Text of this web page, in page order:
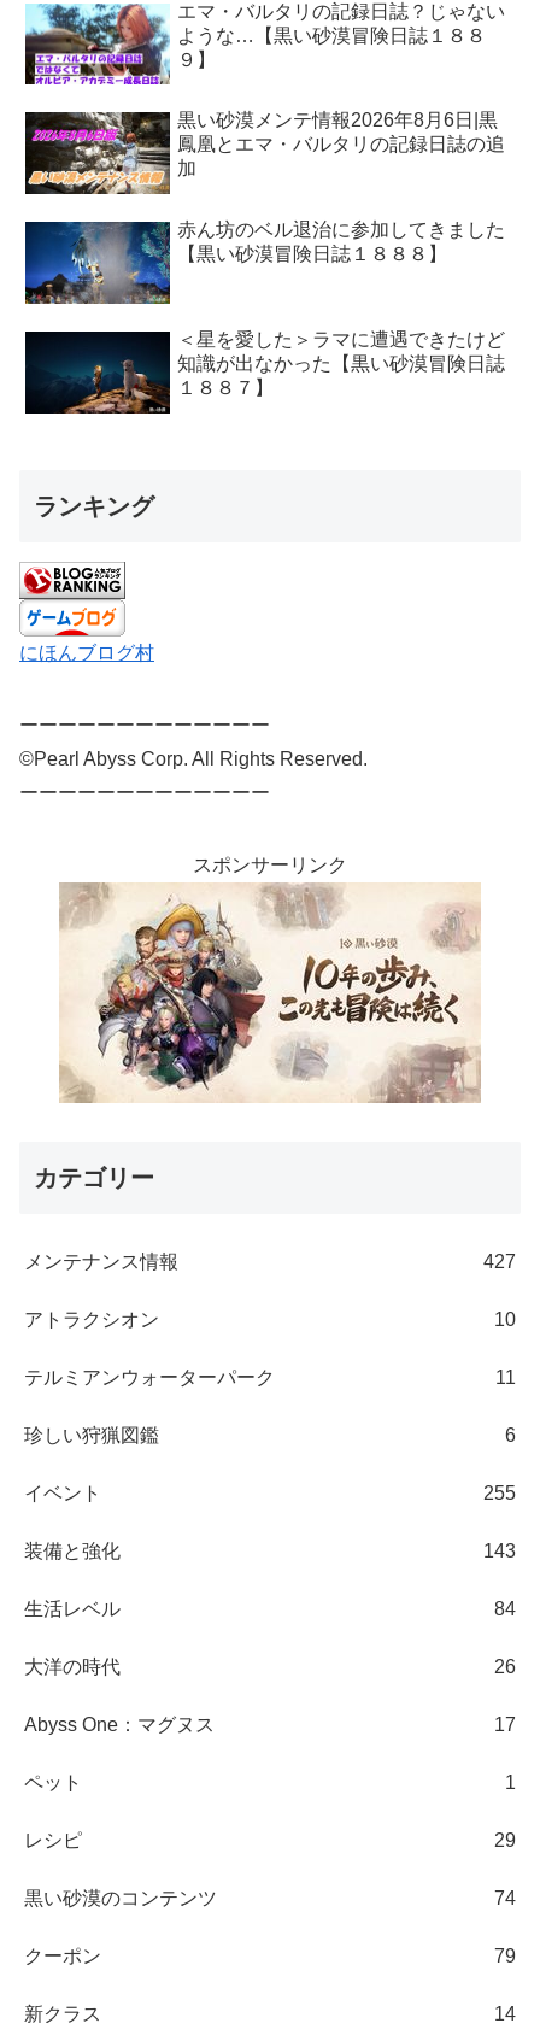
エマ・バルタリの記録日誌？じゃない
ような…【黒い砂漠冒険日誌１８８
９】
黒い砂漠メンテ情報2026年8月6日|黒
鳳凰とエマ・バルタリの記録日誌の追
加
赤ん坊のベル退治に参加してきました
【黒い砂漠冒険日誌１８８８】
＜星を愛した＞ラマに遭遇できたけど
知識が出なかった【黒い砂漠冒険日誌
１８８７】
ランキング
にほんブログ村
ーーーーーーーーーーーーー
©Pearl Abyss Corp. All Rights Reserved.
ーーーーーーーーーーーーー
スポンサーリンク
カテゴリー
メンテナンス情報 427
アトラクシオン 10
テルミアンウォーターパーク 11
珍しい狩猟図鑑 6
イベント 255
装備と強化 143
生活レベル 84
大洋の時代 26
Abyss One：マグヌス 17
ペット 1
レシピ 29
黒い砂漠のコンテンツ 74
クーポン 79
新クラス 14